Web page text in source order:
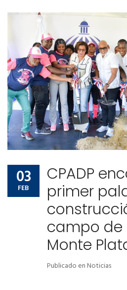
03
FEB
CPADP
primer
campo de
Monte
Publicado enNoticias